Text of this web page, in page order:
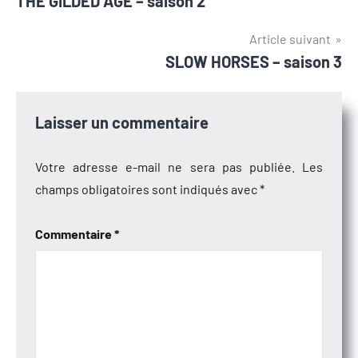
de
Article suivant
SLOW HORSES – saison 3
Laisser un commentaire
Votre adresse e-mail ne sera pas publiée.
Les
champs obligatoires sont indiqués avec*
Commentaire*